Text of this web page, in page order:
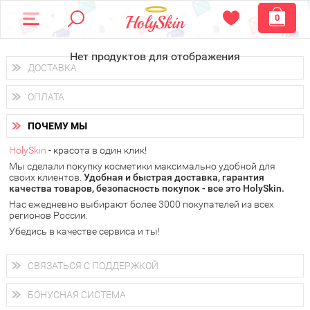
0
Нет продуктов для отображения
ДОСТАВКА
Доставка осуществляетсяпо всем городам России.
Вы можете выбрать доставку курьером, Почтой России или
получить заказ в пунктах выдачи PickPoint или пункте
самовывоза.
В 20 городах России доставка осуществляется ужена
следующий день.
у Вас всегда есть возможность получитьбесплатную
доставку от HolySkin.
подробнее об условиях доставки и оплаты в Вашем городе
ОПЛАТА
Вы можете оплатить свой заказ любым удобным способом:
наличными деньгами (
через интернет-банк (Альфа-банк, Сбербанк) и другими
электронными способами.
ПОЧЕМУ МЫ
HolySkin - красота в один клик!
Мы сделали покупку косметики максимально удобной для
своих клиентов. Удобная и быстрая доставка, гарантия
качества товаров, безопасность покупок - все это HolySkin.
Нас ежедневно выбирают более 3000 покупателей из всех
регионов России.
Убедись в качестве сервиса и ты!
СВЯЗАТЬСЯ С ПОДДЕРЖКОЙ
+7 (800) 707-24-55
Мы будем рады ответить на все Ваши вопросы по работе
магазина, проконсультировать по товарам, рассказать о
БОНУСНАЯ СИСТЕМА